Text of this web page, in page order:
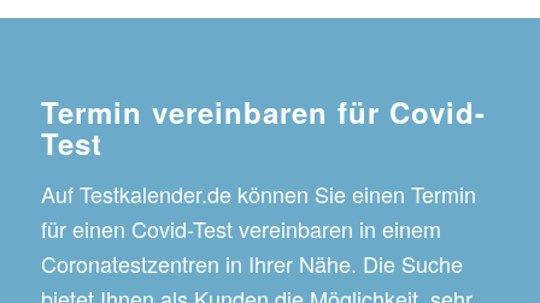
Termin vereinbaren für Covid-
Test
Auf Testkalender.de können Sie einen Termin
für einen Covid-Test vereinbaren in einem
Coronatestzentren in Ihrer Nähe. Die Suche